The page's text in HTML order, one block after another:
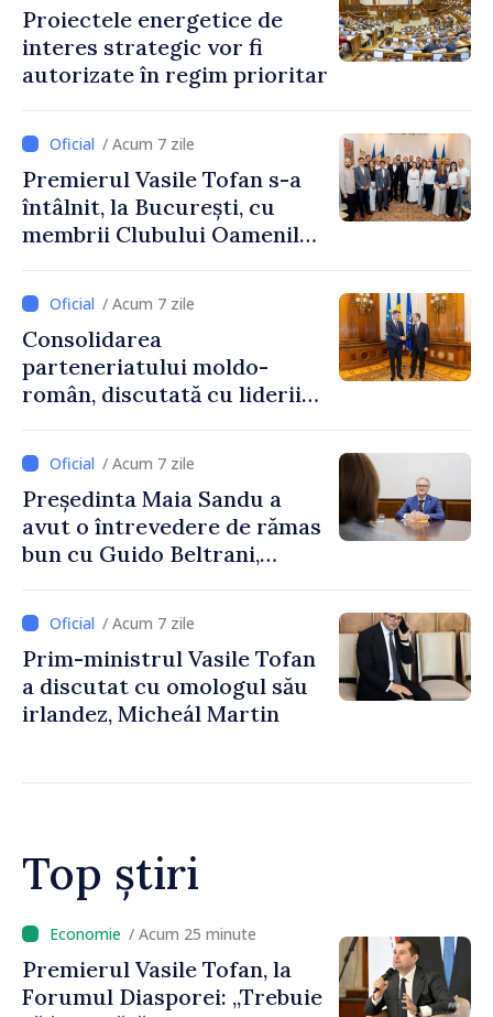
Proiectele energetice de
interes strategic vor fi
autorizate în regim prioritar
/ Acum 7 zile
Premierul Vasile Tofan s-a
întâlnit, la București, cu
membrii Clubului Oamenilor
/ Acum 7 zile
Consolidarea
parteneriatului moldo-
român, discutată cu liderii
/ Acum 7 zile
Președinta Maia Sandu a
avut o întrevedere de rămas
bun cu Guido Beltrani,
Cooperare al Elveției în
Republica Moldova
/ Acum 7 zile
Prim-ministrul Vasile Tofan
a discutat cu omologul său
irlandez, Micheál Martin
Top știri
/ Acum 8 minute
Un specialist din diaspora își
propune să revină în